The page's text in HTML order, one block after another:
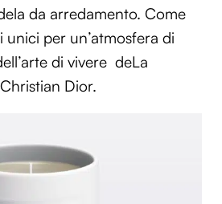
da arredamento. Come
per un’atmosfera di
di vivere deLa
Dior.